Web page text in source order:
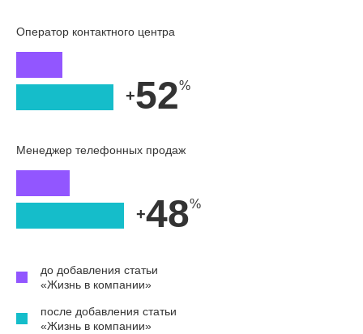
+52
Оператор контактного центра
+48
Менеджер телефонных продаж
до добавления статьи
«Жизнь в компании»
после добавления статьи
«Жизнь в компании»